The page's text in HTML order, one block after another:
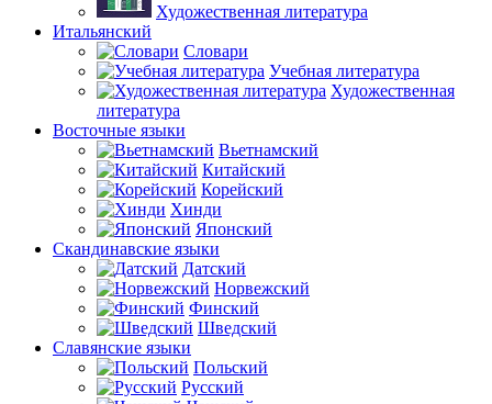
Художественная литература
Итальянский
Словари
Учебная литература
Художественная
литература
Восточные языки
Вьетнамский
Китайский
Корейский
Хинди
Японский
Скандинавские языки
Датский
Норвежский
Финский
Шведский
Славянские языки
Польский
Русский